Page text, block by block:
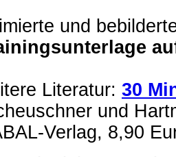
und
Literatur: 30
und
Verlag, 8,90